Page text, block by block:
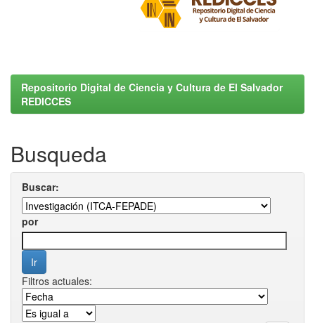
Repositorio Digital de Ciencia y Cultura de El Salvador
REDICCES
Busqueda
Buscar:
por
Filtros actuales: